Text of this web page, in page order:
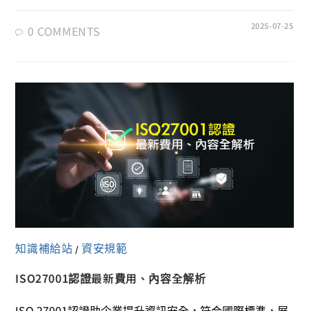
0 COMMENTS 2025-07-25
知識補給站 /資安規範
ISO27001認證最新費用、內容全解析